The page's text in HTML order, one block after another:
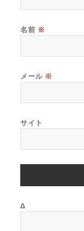
名前 ※
メール ※
サイト
Δ